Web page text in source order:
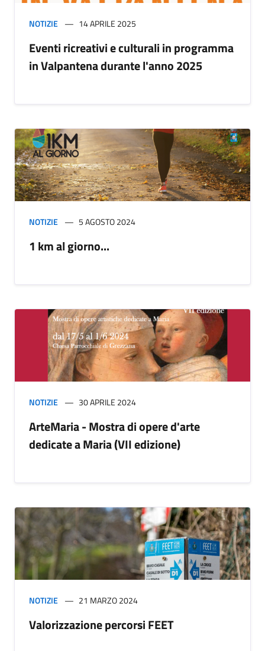
NOTIZIE 14 APRILE 2025
Eventi ricreativi e culturali in programma
in Valpantena durante l'anno 2025
NOTIZIE 5 AGOSTO 2024
1 km al giorno...
NOTIZIE 30 APRILE 2024
ArteMaria - Mostra di opere d'arte
dedicate a Maria (VII edizione)
NOTIZIE 21 MARZO 2024
Valorizzazione percorsi FEET